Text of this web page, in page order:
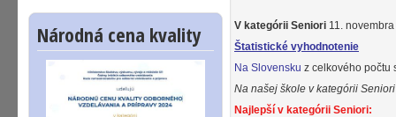
Národná cena kvality V kategórii Seniori 11.
Štatistické vyhodnotenie
Na Slovensku z celkového
Na našej škole v kategórii
Najlepší v kategórii Seniori: